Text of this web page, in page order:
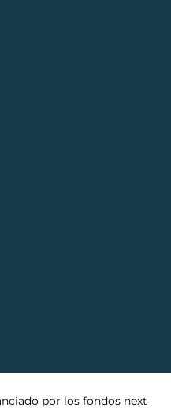
por los fondos next